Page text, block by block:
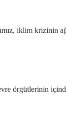
iklim krizinin
örgütlerinin